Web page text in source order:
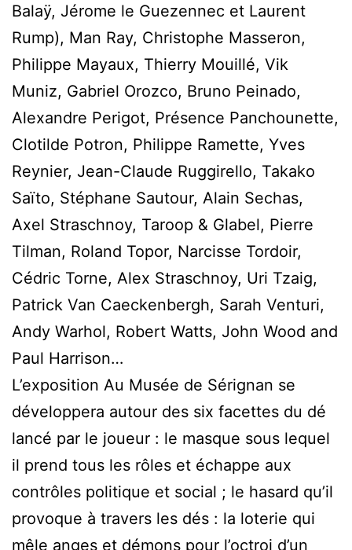
Balaÿ, Jérome le Guezennec et Laurent
Rump), Man Ray, Christophe Masseron,
Philippe Mayaux, Thierry Mouillé, Vik
Muniz, Gabriel Orozco, Bruno Peinado,
Alexandre Perigot, Présence Panchounette,
Clotilde Potron, Philippe Ramette, Yves
Reynier, Jean-Claude Ruggirello, Takako
Saïto, Stéphane Sautour, Alain Sechas,
Axel Straschnoy, Taroop & Glabel, Pierre
Tilman, Roland Topor, Narcisse Tordoir,
Cédric Torne, Alex Straschnoy, Uri Tzaig,
Patrick Van Caeckenbergh, Sarah Venturi,
Andy Warhol, Robert Watts, John Wood and
Paul Harrison…
L’exposition Au Musée de Sérignan se
développera autour des six facettes du dé
lancé par le joueur : le masque sous lequel
il prend tous les rôles et échappe aux
contrôles politique et social ; le hasard qu’il
provoque à travers les dés : la loterie qui
mêle anges et démons pour l’octroi d’un